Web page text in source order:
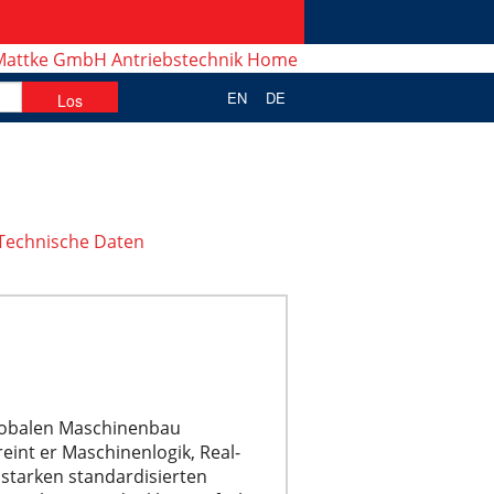
EN DE
Daten
Maschinenbau
er Maschinenlogik, Real-
standardisierten